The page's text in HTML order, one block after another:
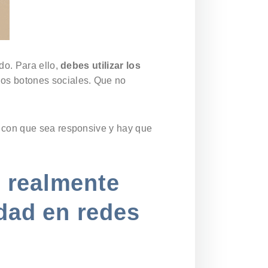
Para ello,debes utilizar los
botones sociales. Que no
que sea responsive y hay que
en redes